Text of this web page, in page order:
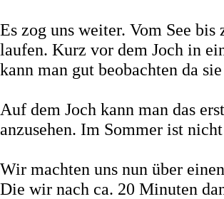
Es zog uns weiter. Vom See bis
laufen. Kurz vor dem Joch in
kann man gut beobachten da
Auf dem Joch kann man das
anzusehen. Im Sommer ist
Wir machten uns nun über
Die wir nach ca. 20 Minuten